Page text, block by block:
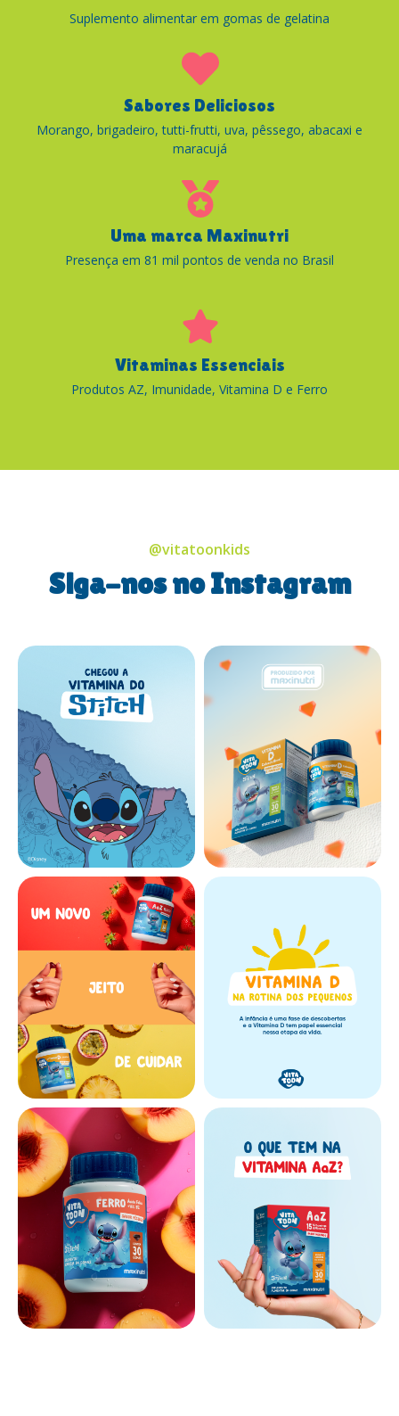
Suplemento alimentar em gomas de gelatina
Sabores Deliciosos
Morango, brigadeiro, tutti-frutti, uva, pêssego, abacaxi e
maracujá
Uma marca Maxinutri
Presença em 81 mil pontos de venda no Brasil
Vitaminas Essenciais
Produtos AZ, Imunidade, Vitamina D e Ferro
@vitatoonkids
Siga-nos no Instagram